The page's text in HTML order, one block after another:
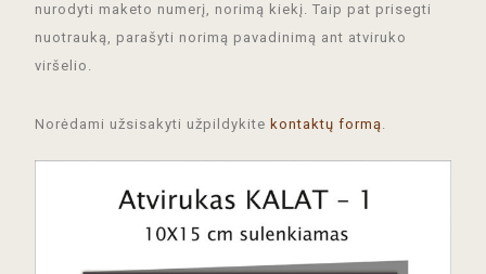
nurodyti maketo numerį, norimą kiekį. Taip pat prisegti
nuotrauką, parašyti norimą pavadinimą ant atviruko
viršelio.
Norėdami užsisakyti užpildykite kontaktų formą.